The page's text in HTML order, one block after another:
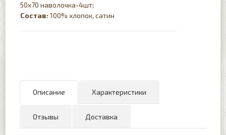
50х70 наволочка-4шт;
Состав: 100% хлопок, сатин
Описание Характеристики
Отзывы Доставка